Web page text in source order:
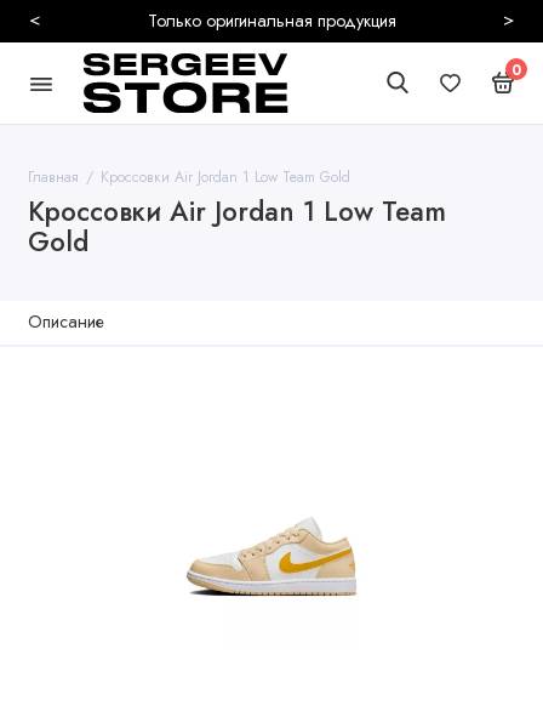
Безопасная и быстрая доставка
< >
0
Главная Кроссовки Air Jordan 1 Low Team Gold
Кроссовки Air Jordan 1 Low Team
Gold
Описание